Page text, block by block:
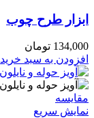
ابزار طرح چوب
134,000 تومان
افزودن به سبد خرید
مقايسه
نمایش سریع